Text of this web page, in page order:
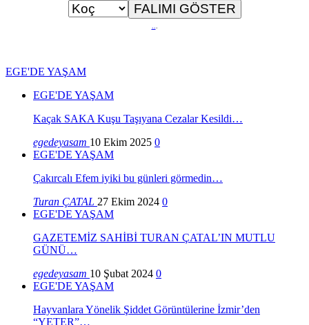
...
EGE'DE YAŞAM
EGE'DE YAŞAM
Kaçak SAKA Kuşu Taşıyana Cezalar Kesildi…
egedeyasam 10 Ekim 2025 0
EGE'DE YAŞAM
Çakırcalı Efem iyiki bu günleri görmedin…
Turan ÇATAL 27 Ekim 2024 0
EGE'DE YAŞAM
GAZETEMİZ SAHİBİ TURAN ÇATAL’IN MUTLU
GÜNÜ…
egedeyasam 10 Şubat 2024 0
EGE'DE YAŞAM
Hayvanlara Yönelik Şiddet Görüntülerine İzmir’den
“YETER”…